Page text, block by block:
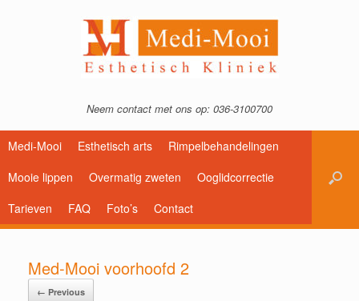
Neem contact met ons op: 036-3100700
Medi-Mooi Esthetisch arts
Rimpelbehandelingen
Mooie lippen
Overmatig zweten
Ooglidcorrectie
Tarieven
FAQ Foto’s Contact
Med-Mooi voorhoofd 2
← Previous